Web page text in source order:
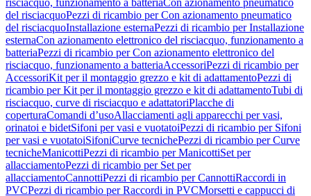
risciacquo, funzionamento a batteriaCon azionamento pneumatico
del risciacquoPezzi di ricambio per Con azionamento pneumatico
del risciacquoInstallazione esternaPezzi di ricambio per Installazione
esternaCon azionamento elettronico del risciacquo, funzionamento a
batteriaPezzi di ricambio per Con azionamento elettronico del
risciacquo, funzionamento a batteriaAccessoriPezzi di ricambio per
AccessoriKit per il montaggio grezzo e kit di adattamentoPezzi di
ricambio per Kit per il montaggio grezzo e kit di adattamentoTubi di
risciacquo, curve di risciacquo e adattatoriPlacche di
coperturaComandi d’usoAllacciamenti agli apparecchi per vasi,
orinatoi e bidetSifoni per vasi e vuotatoiPezzi di ricambio per Sifoni
per vasi e vuotatoiSifoniCurve tecnichePezzi di ricambio per Curve
tecnicheManicottiPezzi di ricambio per ManicottiSet per
allacciamentoPezzi di ricambio per Set per
allacciamentoCannottiPezzi di ricambio per CannottiRaccordi in
PVCPezzi di ricambio per Raccordi in PVCMorsetti e cappucci di